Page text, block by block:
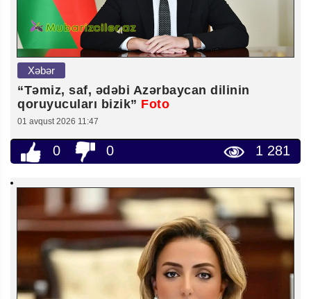
Xəbər
“Təmiz, saf, ədəbi Azərbaycan dilinin
qoruyucuları bizik” Foto
01 avqust 2026 11:47
0 0 1 281